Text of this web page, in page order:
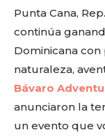
Punta Cana,
continúa
Dominicana
naturaleza,
Bávaro
anunciaron la
un evento que